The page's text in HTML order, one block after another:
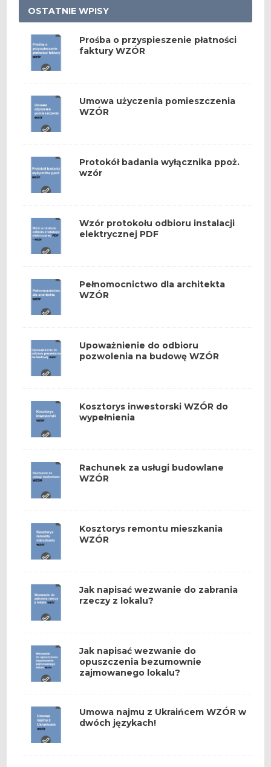
OSTATNIE WPISY
Prośba o przyspieszenie płatności
faktury WZÓR
Umowa użyczenia pomieszczenia
WZÓR
Protokół badania wyłącznika ppoż.
wzór
Wzór protokołu odbioru instalacji
elektrycznej PDF
Pełnomocnictwo dla architekta
WZÓR
Upoważnienie do odbioru
pozwolenia na budowę WZÓR
Kosztorys inwestorski WZÓR do
wypełnienia
Rachunek za usługi budowlane
WZÓR
Kosztorys remontu mieszkania
WZÓR
Jak napisać wezwanie do zabrania
rzeczy z lokalu?
Jak napisać wezwanie do
opuszczenia bezumownie
zajmowanego lokalu?
Umowa najmu z Ukraińcem WZÓR w
dwóch językach!